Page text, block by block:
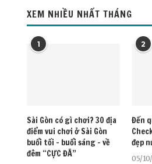
XEM NHIỀU NHẤT THÁNG
1
Sài Gòn có gì chơi? 30 địa
điểm vui chơi ở Sài Gòn
buổi tối – buổi sáng – về
đêm “CỰC ĐÃ”
2
Đến
đẹp
05/